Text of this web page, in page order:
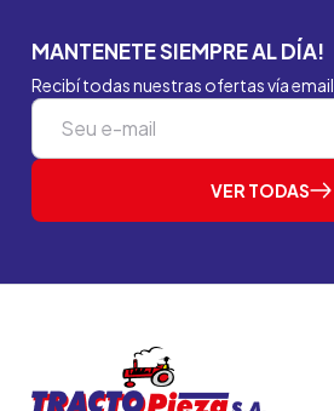
MANTENETE SIEMPRE AL DÍA!
Recibí todas nuestras ofertas vía email
VER TODAS